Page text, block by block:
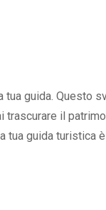
guida. Questo
il
guida turistica